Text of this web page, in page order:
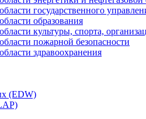
государственного
образования
культуры, спорта,
пожарной безопасности
здравоохранения
(EDW)